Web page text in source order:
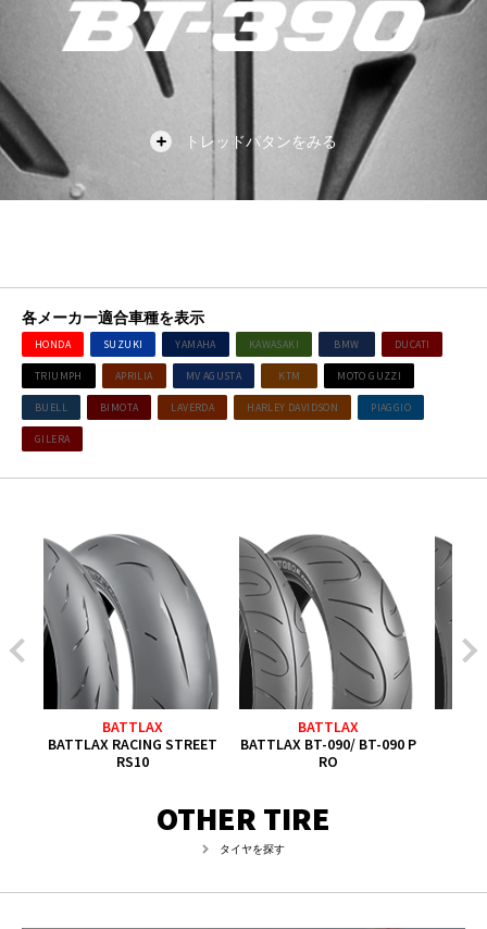
各メーカー適合車種を表示
HONDA SUZUKI YAMAHA KAWASAKI BMW DUCATI
TRIUMPH APRILIA MV AGUSTA KTM MOTO GUZZI
BUELL BIMOTA LAVERDA HARLEY DAVIDSON PIAGGIO
GILERA
OTHER TIRE
タイヤを探す
BATTLAX
BATTLAX RACING STREET
RS10
BATTLAX
BATTLAX BT-090/ BT-090 P
RO